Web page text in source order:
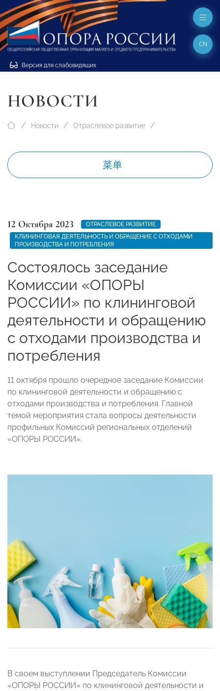
Версия для слабовидящих
CN
НОВОСТИ
Новости Отраслевое развитие
菜单
12 Октября 2023
ОТРАСЛЕВОЕ РАЗВИТИЕ
КЛИНИНГОВАЯ ДЕЯТЕЛЬНОСТЬ И ОБРАЩЕНИЕ С ОТХОДАМИ
ПРОИЗВОДСТВА И ПОТРЕБЛЕНИЯ
Состоялось заседание
Комиссии «ОПОРЫ
РОССИИ» по клининговой
деятельности и обращению
с отходами производства и
потребления
11 октября прошло очередное заседание Комиссии
по клининговой деятельности и обращению с
отходами производства и потребления. Главной
темой мероприятия стала вопросы деятельности
профильных Комиссий региональных отделений
«ОПОРЫ РОССИИ».
В своем выступлении Председатель Комиссии
«ОПОРЫ РОССИИ» по клининговой деятельности и